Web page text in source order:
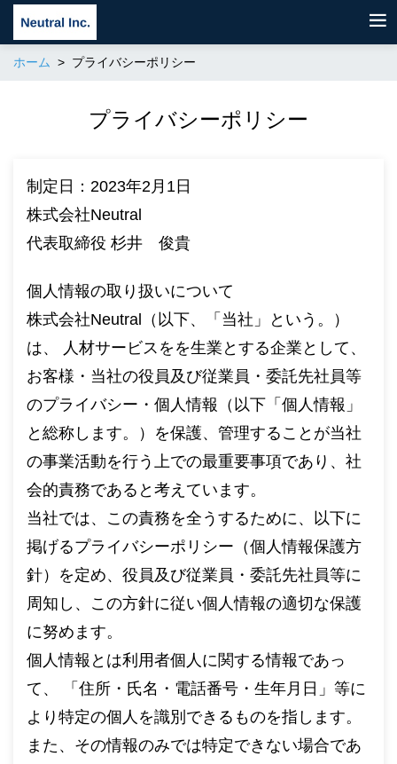
ホーム プライバシーポリシー
プライバシーポリシー
制定日：2023年2月1日
株式会社Neutral
代表取締役 杉井 俊貴
個人情報の取り扱いについて
株式会社Neutral（以下、「当社」という。）
は、 人材サービスをを生業とする企業として、
お客様・当社の役員及び従業員・委託先社員等
のプライバシー・個人情報（以下「個人情報」
と総称します。）を保護、管理することが当社
の事業活動を行う上での最重要事項であり、社
会的責務であると考えています。
当社では、この責務を全うするために、以下に
掲げるプライバシーポリシー（個人情報保護方
針）を定め、役員及び従業員・委託先社員等に
周知し、この方針に従い個人情報の適切な保護
に努めます。
個人情報とは利用者個人に関する情報であっ
て、 「住所・氏名・電話番号・生年月日」等に
より特定の個人を識別できるものを指します。
また、その情報のみでは特定できない場合であ